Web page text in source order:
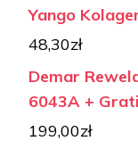
Yango
48,30zł
Demar
6043A +
199,00zł